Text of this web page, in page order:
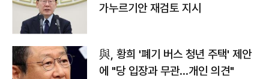
가누르기안 재검토 지시
與, 황희 '폐기 버스 청년 주택' 제안
에 "당 입장과 무관…개인 의견"